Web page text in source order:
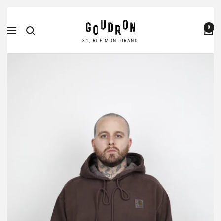
au
Navigation
Goudron
Store
31, RUE MONTGRAND
0